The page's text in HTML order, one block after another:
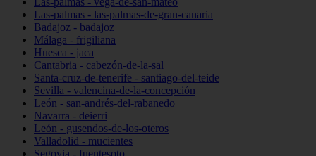
Las-palmas - las-palmas-de-gran-canaria
Badajoz - badajoz
Málaga - frigiliana
Huesca - jaca
Cantabria - cabezón-de-la-sal
Santa-cruz-de-tenerife - santiago-del-teide
Sevilla - valencina-de-la-concepción
León - san-andrés-del-rabanedo
Navarra - deierri
León - gusendos-de-los-oteros
Valladolid - mucientes
Segovia - fuentesoto